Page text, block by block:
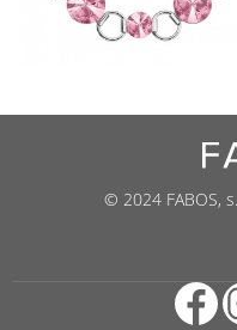
© 2024 FABOS,